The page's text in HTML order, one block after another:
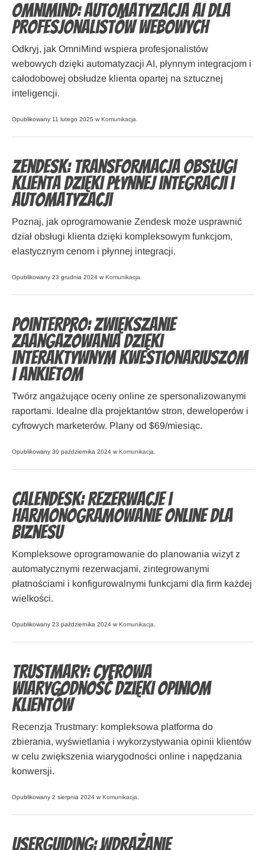
OmniMind: automatyzacja AI dla
profesjonalistów webowych
Odkryj, jak OmniMind wspiera profesjonalistów
webowych dzięki automatyzacji AI, płynnym integracjom i
całodobowej obsłudze klienta opartej na sztucznej
inteligencji.
Opublikowany 11 lutego 2025 w Komunikacja
Zendesk: transformacja obsługi
klienta dzięki płynnej integracji i
automatyzacji
Poznaj, jak oprogramowanie Zendesk może usprawnić
dział obsługi klienta dzięki kompleksowym funkcjom,
elastycznym cenom i płynnej integracji.
Opublikowany 23 grudnia 2024 w Komunikacja
Pointerpro: zwiększanie
zaangażowania dzięki
interaktywnym kwestionariuszom
i ankietom
Twórz angażujące oceny online ze spersonalizowanymi
raportami. Idealne dla projektantów stron, deweloperów i
cyfrowych marketerów. Plany od $69/miesiąc.
Opublikowany 30 października 2024 w Komunikacja
Calendesk: rezerwacje i
harmonogramowanie online dla
biznesu
Kompleksowe oprogramowanie do planowania wizyt z
automatycznymi rezerwacjami, zintegrowanymi
płatnościami i konfigurowalnymi funkcjami dla firm każdej
wielkości.
Opublikowany 23 października 2024 w Komunikacja
Trustmary: Cyfrowa
wiarygodność dzięki opiniom
klientów
Recenzja Trustmary: kompleksowa platforma do
zbierania, wyświetlania i wykorzystywania opinii klientów
w celu zwiększenia wiarygodności online i napędzania
konwersji.
Opublikowany 2 sierpnia 2024 w Komunikacja
UserGuiding: Wdrażanie